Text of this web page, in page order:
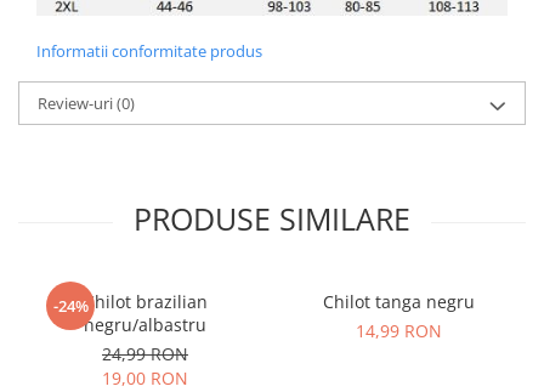
Informatii conformitate produs
Review-uri(0)
PRODUSE SIMILARE
-24%Chilot brazilian
negru/albastru
24,99 RON
19,00 RON
Chilot tanga negru
14,99 RON